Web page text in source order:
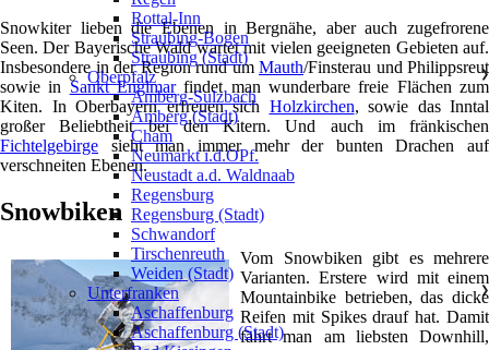
Snowkiter lieben die Ebenen in Bergnähe, aber auch zugefrorene
Seen. Der Bayerische Wald wartet mit vielen geeigneten Gebieten auf.
Insbesondere in der Region rund um Mauth/Finsterau und Philippsreut
sowie in Sankt Englmarfindet man wunderbare freie Flächen zum
Kiten. In Oberbayern erfreuen sich Holzkirchen, sowie das Inntal
großer Beliebtheit bei den Kitern. Und auch im fränkischen
Fichtelgebirge sieht man immer mehr der bunten Drachen auf
verschneiten Ebenen.
Snowbiken
Vom Snowbiken gibt es mehrere
Varianten. Erstere wird mit einem
Mountainbike betrieben, das dicke
Reifen mit Spikes drauf hat. Damit
fährt man am liebsten Downhill,
Rottal-Inn
Straubing-Bogen
Straubing (Stadt)
Oberpfalz
❯
Amberg-Sulzbach
Amberg (Stadt)
Cham
Neumarkt i.d.OPf.
Neustadt a.d. Waldnaab
Regensburg
Regensburg (Stadt)
Schwandorf
Tirschenreuth
Weiden (Stadt)
Unterfranken
❯
Aschaffenburg
Aschaffenburg (Stadt)